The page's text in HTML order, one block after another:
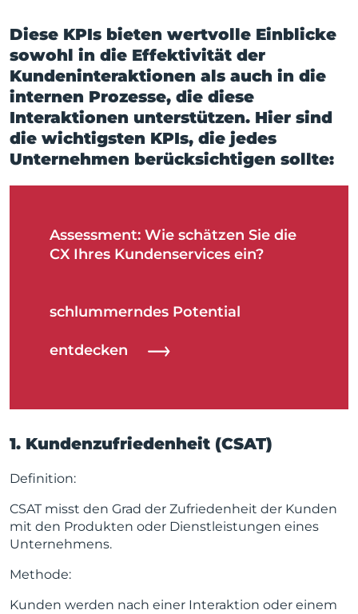
Diese KPIs bieten wertvolle Einblicke
sowohl in die Effektivität der
Kundeninteraktionen als auch in die
internen Prozesse, die diese
Interaktionen unterstützen. Hier sind
die wichtigsten KPIs, die jedes
Unternehmen berücksichtigen sollte:
Assessment: Wie schätzen Sie die
CX Ihres Kundenservices ein?
schlummerndes Potential
entdecken
1. Kundenzufriedenheit (CSAT)
Definition:
CSAT misst den Grad der Zufriedenheit der Kunden
mit den Produkten oder Dienstleistungen eines
Unternehmens.
Methode:
Kunden werden nach einer Interaktion oder einem